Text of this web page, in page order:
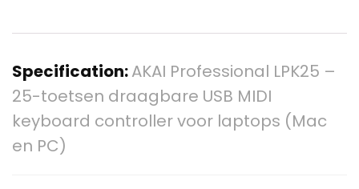
Specification:AKAI Professional LPK25 –
25-toetsen draagbare USB MIDI
keyboard controller voor laptops (Mac
en PC)